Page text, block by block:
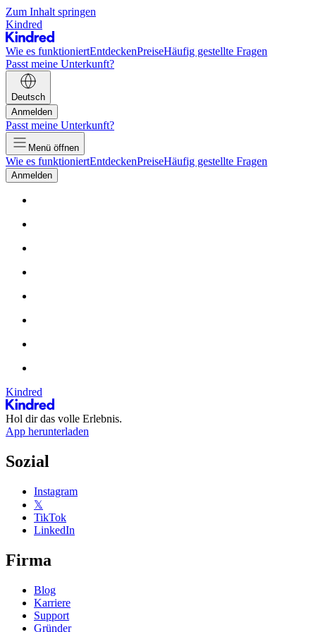
Zum Inhalt springen
Kindred
Wie es funktioniertEntdeckenPreiseHäufig gestellte Fragen
Passt meine Unterkunft?
Deutsch
Anmelden
Passt meine Unterkunft?
Menü öffnen
Wie es funktioniertEntdeckenPreiseHäufig gestellte Fragen
Anmelden
Kindred
Hol dir das volle Erlebnis.
App herunterladen
Sozial
Instagram
𝕏
TikTok
LinkedIn
Firma
Blog
Karriere
Support
Gründer